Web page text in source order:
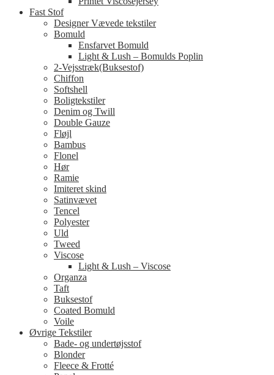
Fast Stof
Designer Vævede tekstiler
Bomuld
Ensfarvet Bomuld
Light & Lush – Bomulds Poplin
2-Vejsstræk(Buksestof)
Chiffon
Softshell
Boligtekstiler
Denim og Twill
Double Gauze
Fløjl
Bambus
Flonel
Hør
Ramie
Imiteret skind
Satinvævet
Tencel
Polyester
Uld
Tweed
Viscose
Light & Lush – Viscose
Organza
Taft
Buksestof
Coated Bomuld
Voile
Øvrige Tekstiler
Bade- og undertøjsstof
Blonder
Fleece & Frotté